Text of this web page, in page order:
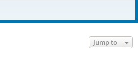
Jump to